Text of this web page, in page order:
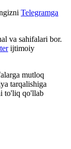
Telegramga
va sahifalari bor.
ijtimoiy
mutloq
tarqalishiga
to'liq qo'llab